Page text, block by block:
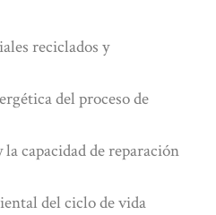
reciclados y
del proceso de
capacidad de reparación
del ciclo de vida